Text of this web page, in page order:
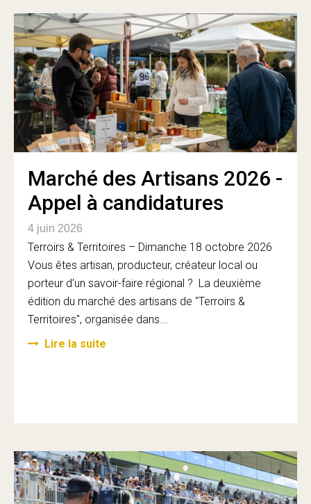
Marché des Artisans 2026 -
Appel à candidatures
4 juin 2026
Terroirs & Territoires – Dimanche 18 octobre 2026
Vous êtes artisan, producteur, créateur local ou
porteur d’un savoir-faire régional ? La deuxième
édition du marché des artisans de "Terroirs &
Territoires", organisée dans...
Lire la suite